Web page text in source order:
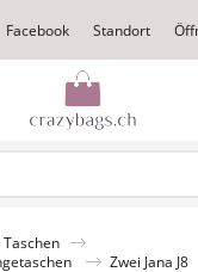
Facebook Standort
Taschen
Zwei Jana J8